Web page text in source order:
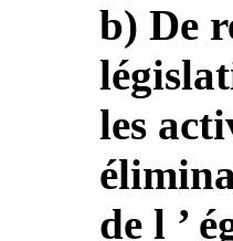
b) De
les
de l ’